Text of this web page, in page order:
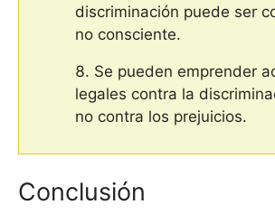
discriminación puede ser
no consciente.
Se pueden emprender
legales contra la
no contra los prejuicios.
Conclusión